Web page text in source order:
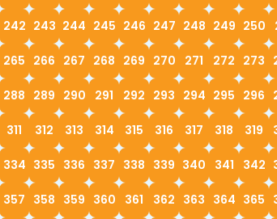
242 243 244 245 246 247 248 249 250
265 266 267 268 269 270 271 272 273
288 289 290 291 292 293 294 295 296
311 312 313 314 315 316 317 318 319
334 335 336 337 338 339 340 341 342
357 358 359 360 361 362 363 364 365